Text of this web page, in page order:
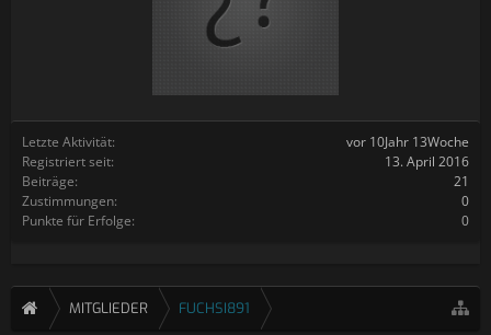
Letzte Aktivität:
vor 10Jahr 13Woche
Registriert seit:
13. April 2016
Beiträge:
21
Zustimmungen:
0
Punkte für Erfolge:
0
MITGLIEDER FUCHSI891